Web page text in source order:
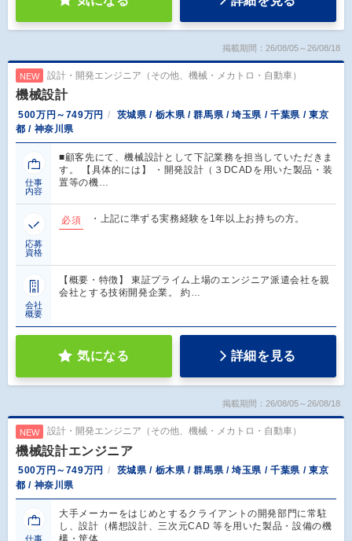
掲載期間：26/08/05～26/08/18
NEW 設計・開発エンジニア（その他、機械・メカトロ・自動車）
機械設計
500万円～749万円
茨城県 / 栃木県 / 群馬県 / 埼玉県 / 千葉県 / 東京
都 / 神奈川県
仕事
内容
■顧客先にて、機械設計として下記業務を担当していただきま
す。 【具体的には】 ・開発設計（３DCADを用いた製品・装
置等の機…
応募
資格
必須 ・上記に準ずる実務経験を1年以上お持ちの方。
会社
概要
【概要・特徴】 東証プライム上場のエンジニア派遣会社を親
会社とする技術開発企業。 約…
気になる 詳細を見る
掲載期間：26/08/05～26/08/18
NEW 設計・開発エンジニア（その他、機械・メカトロ・自動車）
機械設計エンジニア
500万円～749万円
茨城県 / 栃木県 / 群馬県 / 埼玉県 / 千葉県 / 東京
都 / 神奈川県
仕事
大手メーカーをはじめとするクライアントの開発部門に常駐
し、設計（構想設計、三次元CAD 等を用いた製品・設備の機